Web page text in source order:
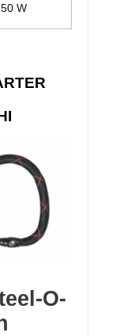
W
O-